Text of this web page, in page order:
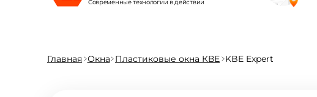
Современные технологии в действии
Главная Окна Пластиковые окна КВЕ KBE Expert